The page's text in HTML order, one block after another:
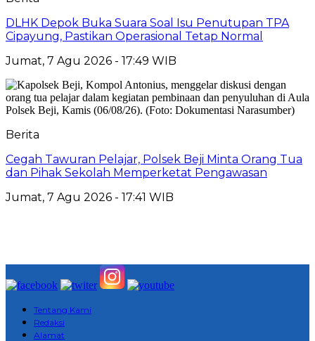
DLHK Depok Buka Suara Soal Isu Penutupan TPA
Cipayung, Pastikan Operasional Tetap Normal
Jumat, 7 Agu 2026 - 17:49 WIB
Berita
Cegah Tawuran Pelajar, Polsek Beji Minta Orang Tua
dan Pihak Sekolah Memperketat Pengawasan
Jumat, 7 Agu 2026 - 17:41 WIB
Tentang Kami
Redaksi
Alamat